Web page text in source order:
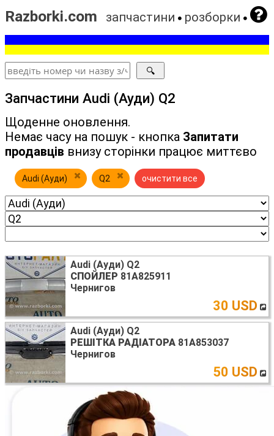
Razborki.com запчастини розборки
Запчастини Audi (Ауди) Q2
Щоденне оновлення.
Немає часу на пошук - кнопка Запитати
продавців внизу сторінки працює миттєво
Audi (Ауди) Q2 очистити все
Audi (Ауди) Q2
СПОЙЛЕР 81A825911
Чернигов
30 USD
Audi (Ауди) Q2
РЕШІТКА РАДІАТОРА 81A853037
Чернигов
50 USD